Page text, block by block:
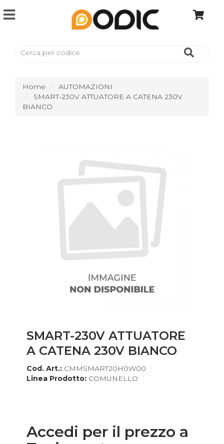
Home
AUTOMAZIONI
SMART-230V ATTUATORE A CATENA 230V
BIANCO
SMART-230V ATTUATORE
A CATENA 230V BIANCO
Cod. Art.: CMMSMART20H0W00
Linea Prodotto: COMUNELLO
Accedi per il prezzo a